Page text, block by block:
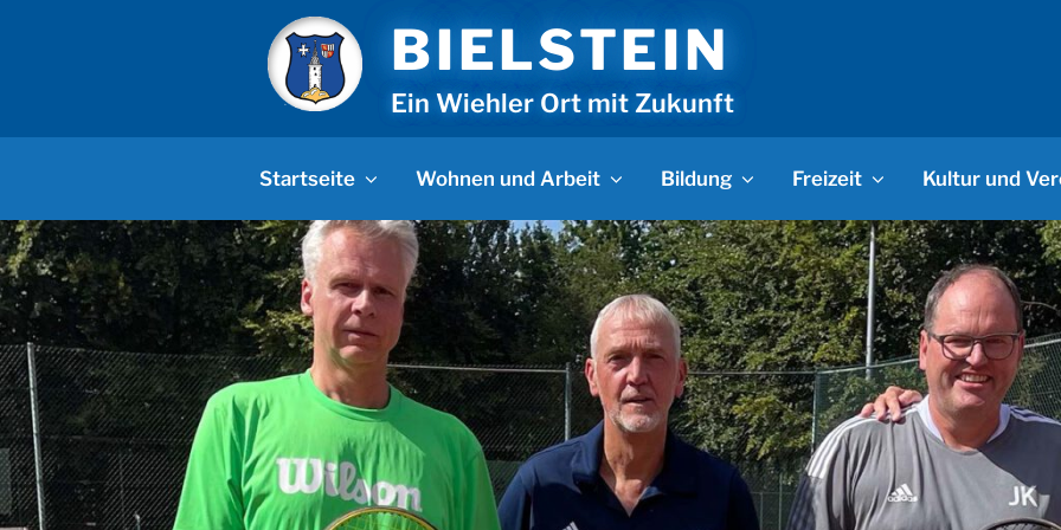
BIELSTEIN
Ein Wiehler Ort mit Zukunft
Startseite Wohnen und Arbeit Bildung Freizeit Kultur und